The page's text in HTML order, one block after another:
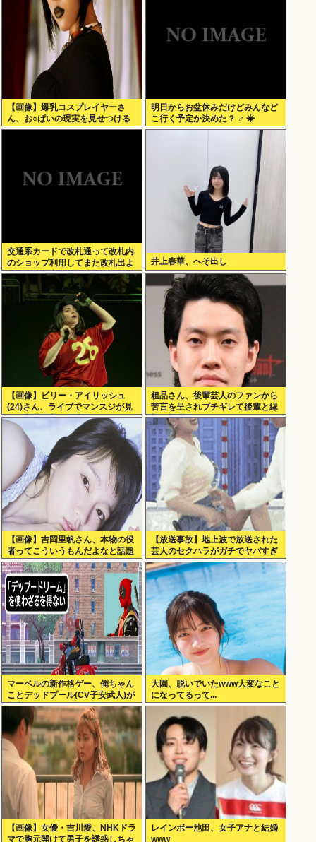
【画像】爆乳コスプレイヤーさ
ん、お○ぱいの現実を見せつける
ｗｗｗ
明日からお盆休みだけどみんなど
こ行く予定か決めた？ ‍♂ ☀
交通系カードで改札通って改札内
のショップ利用してまた改札出よ
うとしたら出られなくてワロタ
井上春華、へそ出し
【画像】ビリー・アイリッシュ
(24)さん、ライブでマンスジが見
える衣装を着て炎上
粗品さん、後輩芸人のファンから
苦言を呈されブチギレて後輩と縁
切り報告www
【画像】吉岡里帆さん、本物の役
者ってこういうもんだよなと話題
に
【放送事故】地上波で放送された
芸人のセクハラがガチでヤバすぎ
る…
マーベルの新作格ゲー、俺ちゃん
ことデッドプール(CV子安武人)が
安定のやりたい放題で話題に
大園、脱いでいたwww大変なこと
になってるって...
【画像】女優・吉川愛、NHKドラ
マで胸元開けて男子を誘惑しちゃ
レインボー池田、女子アナと結婚
www